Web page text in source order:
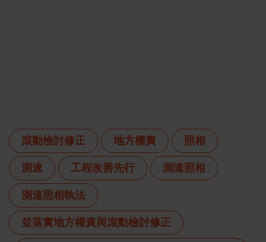
滾動檢討修正 地方權責 照相
測速 工程改善先行 測速照相
測速照相執法
並落實地方權責與滾動檢討修正